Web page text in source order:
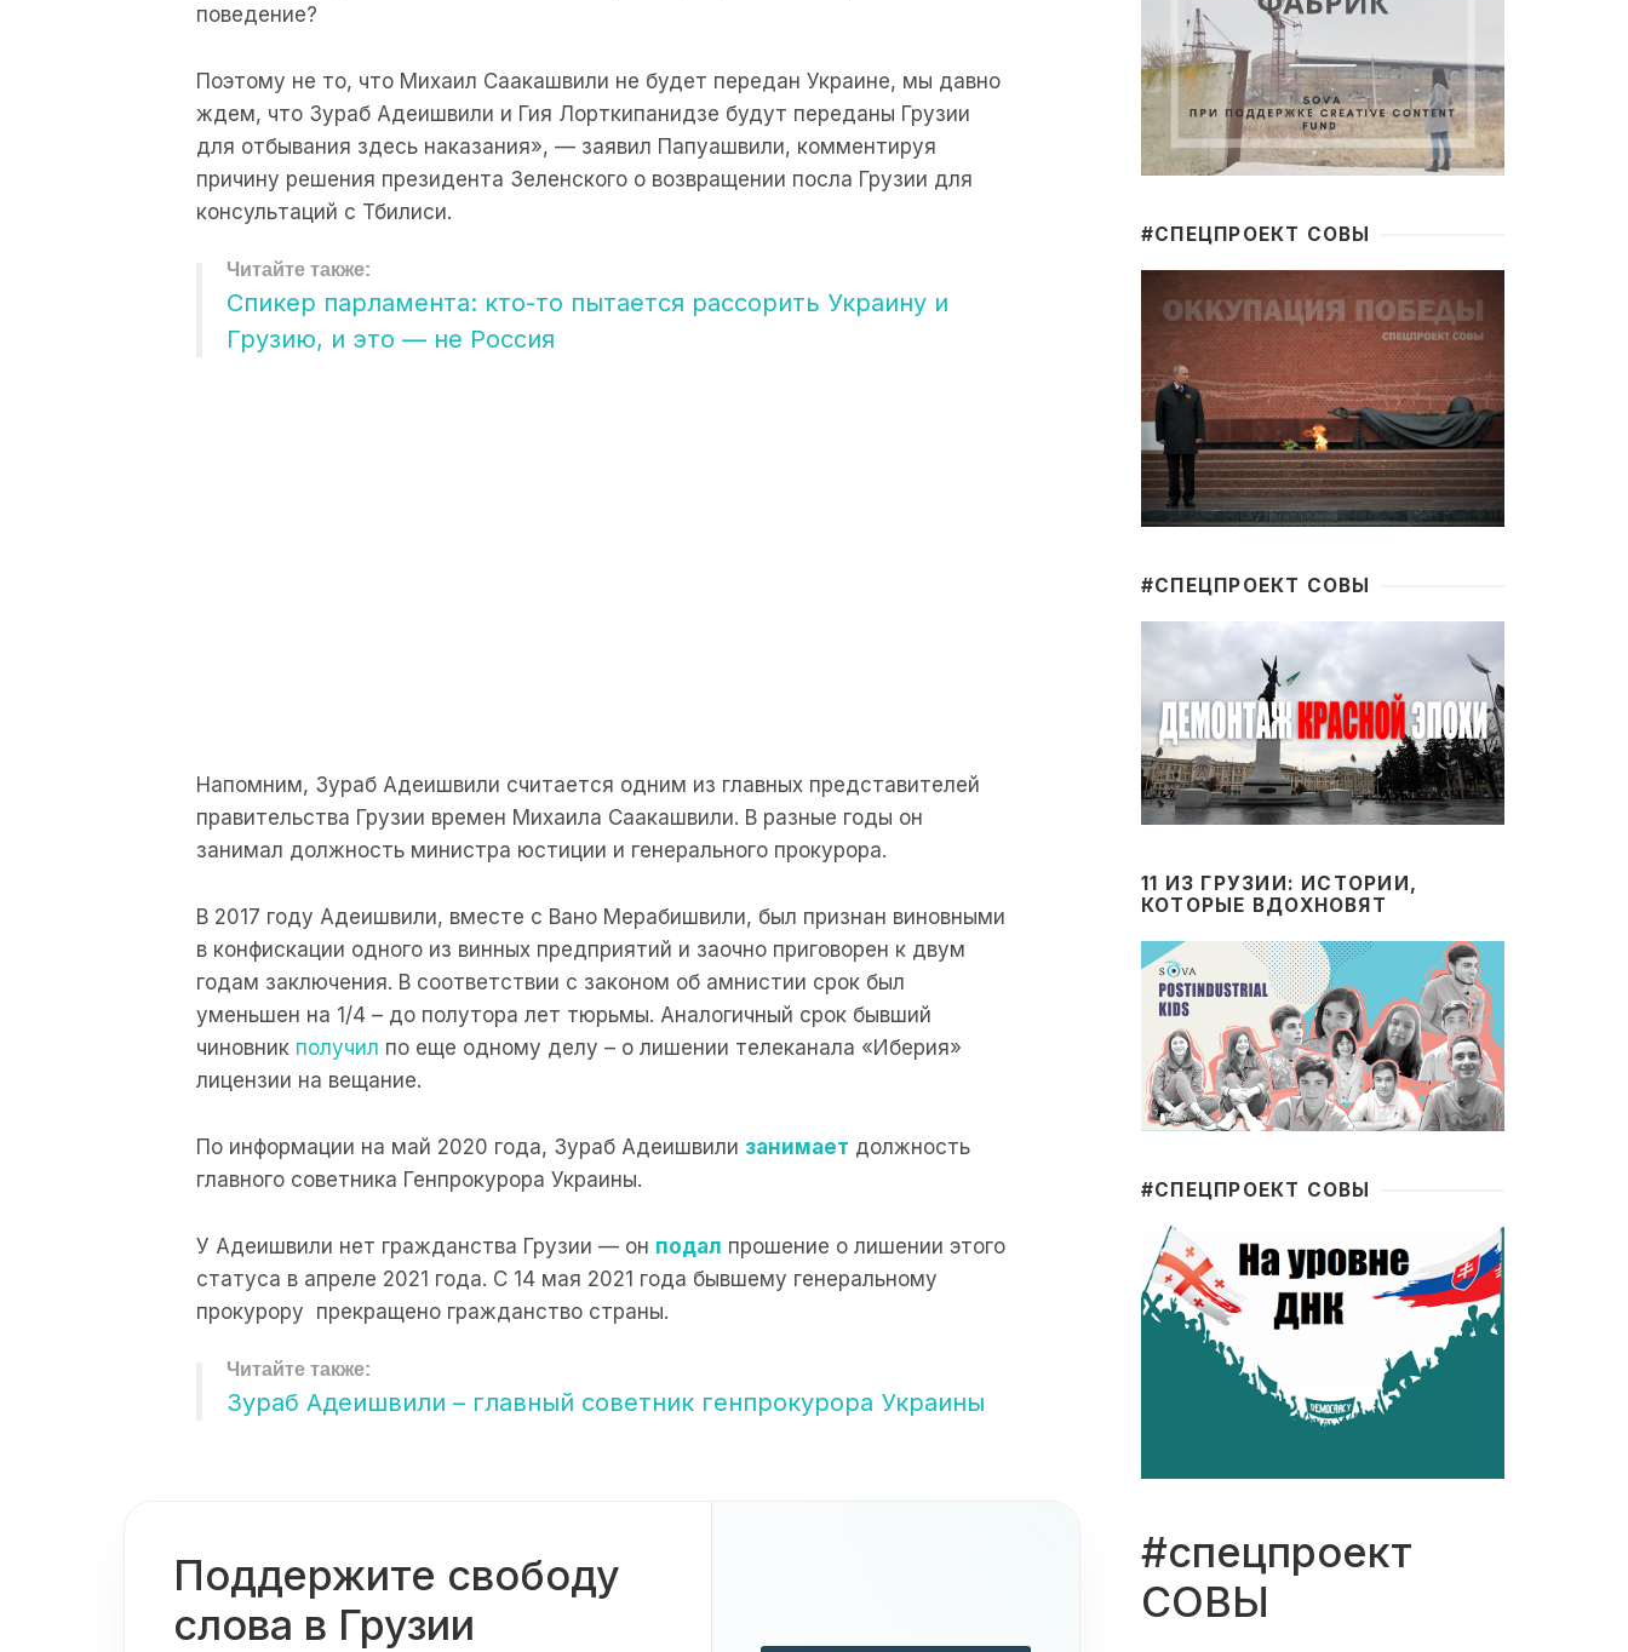
поведение?
Поэтому не то, что Михаил Саакашвили не будет передан Украине, мы давно
ждем, что Зураб Адеишвили и Гия Лорткипанидзе будут переданы Грузии
для отбывания здесь наказания», — заявил Папуашвили, комментируя
причину решения президента Зеленского о возвращении посла Грузии для
консультаций с Тбилиси.
Спикер парламента: кто-то пытается рассорить Украину и
Грузию, и это — не Россия
Напомним, Зураб Адеишвили считается одним из главных представителей
правительства Грузии времен Михаила Саакашвили. В разные годы он
занимал должность министра юстиции и генерального прокурора.
В 2017 году Адеишвили, вместе с Вано Мерабишвили, был признан виновными
в конфискации одного из винных предприятий и заочно приговорен к двум
годам заключения. В соответствии с законом об амнистии срок был
уменьшен на 1/4 – до полутора лет тюрьмы. Аналогичный срок бывший
чиновник получил по еще одному делу – о лишении телеканала «Иберия»
лицензии на вещание.
По информации на май 2020 года, Зураб Адеишвили занимает должность
главного советника Генпрокурора Украины.
У Адеишвили нет гражданства Грузии — он подал прошение о лишении этого
статуса в апреле 2021 года. С 14 мая 2021 года бывшему генеральному
прокурору прекращено гражданство страны.
Зураб Адеишвили – главный советник генпрокурора Украины
Поддержите свободу
слова в Грузии
#CПЕЦПРОЕКТ СОВЫ
#CПЕЦПРОЕКТ СОВЫ
11 ИЗ ГРУЗИИ: ИСТОРИИ,
КОТОРЫЕ ВДОХНОВЯТ
#CПЕЦПРОЕКТ СОВЫ
#спецпроект
СОВЫ